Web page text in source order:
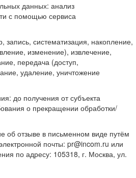
данных: анализ
с помощью сервиса
запись, систематизация, накопление,
изменение), извлечение,
передача (доступ,
удаление, уничтожение
до получения от субъекта
о прекращении обработки/
об отзыве в письменном виде путём
почты: pr@incom.ru или
по адресу: 105318, г. Москва, ул.